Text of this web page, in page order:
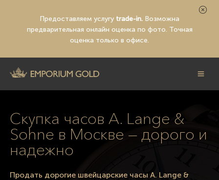
Предоставляем услугу trade-in. Возможна
предварительная онлайн оценка по фото. Точная
оценка только в офисе.
Скупка часов A. Lange &
Sohne в Москве — дорого и
надежно
Продать дорогие швейцарские часы A. Lange &